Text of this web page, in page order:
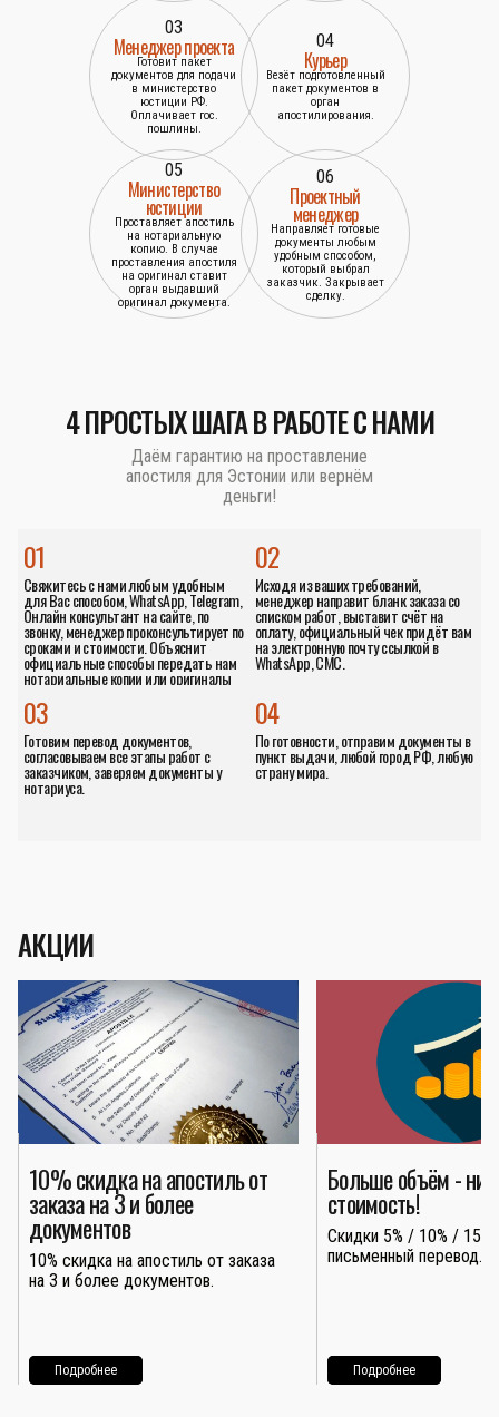
03
Менеджер проекта
Готовит пакет
документов для подачи
в министерство
юстиции РФ.
Оплачивает гос.
пошлины.
04
Курьер
Везёт подготовленный
пакет документов в
орган
апостилирования.
05
Министерство
юстиции
Проставляет апостиль
на нотариальную
копию. В случае
проставления апостиля
на оригинал ставит
орган выдавший
оригинал документа.
06
Проектный
менеджер
Направляет готовые
документы любым
удобным способом,
который выбрал
заказчик. Закрывает
сделку.
4 ПРОСТЫХ ШАГА В РАБОТЕ С НАМИ
Даём гарантию на проставление
апостиля для Эстонии или вернём
деньги!
01
Свяжитесь с нами любым удобным
для Вас способом, WhatsApp, Telegram,
Онлайн консультант на сайте, по
звонку, менеджер проконсультирует по
сроками и стоимости. Объяснит
официальные способы передать нам
нотариальные копии или оригиналы
02
Исходя из ваших требований,
менеджер направит бланк заказа со
списком работ, выставит счёт на
оплату, официальный чек придёт вам
на электронную почту ссылкой в
WhatsApp, СМС.
04
По готовности, отправим документы в
пункт выдачи, любой город РФ, любую
страну мира.
03
Готовим перевод документов,
согласовываем все этапы работ с
заказчиком, заверяем документы у
нотариуса.
АКЦИИ
10% скидка на апостиль от
заказа на 3 и более
документов
10% скидка на апостиль от заказа
на 3 и более документов.
Подробнее
Больше объём -
стоимость!
Скидки 5% / 10% / 15%
письменный перевод.
Подробнее